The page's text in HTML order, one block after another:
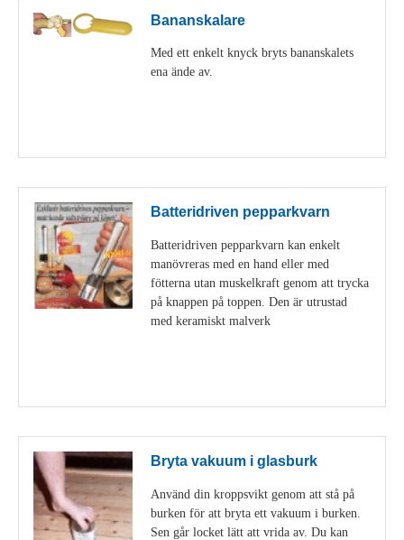
Bananskalare
Med ett enkelt knyck bryts bananskalets
ena ände av.
Batteridriven pepparkvarn
Batteridriven pepparkvarn kan enkelt
manövreras med en hand eller med
fötterna utan muskelkraft genom att trycka
på knappen på toppen. Den är utrustad
med keramiskt malverk
Bryta vakuum i glasburk
Använd din kroppsvikt genom att stå på
burken för att bryta ett vakuum i burken.
Sen går locket lätt att vrida av. Du kan